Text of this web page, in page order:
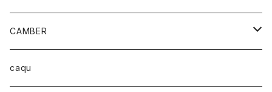
カードホルダー
カーディガン
ボトム
オーバーオール
レディース
グッズ
靴
CAMBER
トップス
caqu